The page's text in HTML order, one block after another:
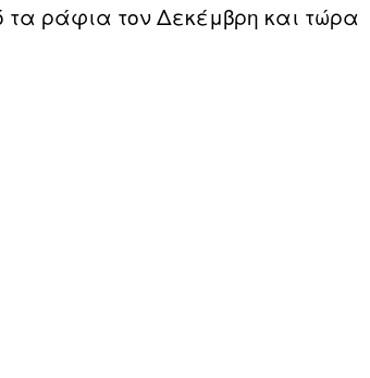
ράφια τον Δεκέμβρη και τώρα